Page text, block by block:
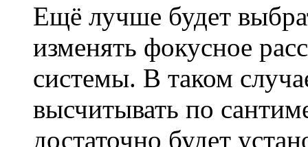
Ещё лучше будет
изменять фокусное
системы. В таком
высчитывать по
достаточно будет